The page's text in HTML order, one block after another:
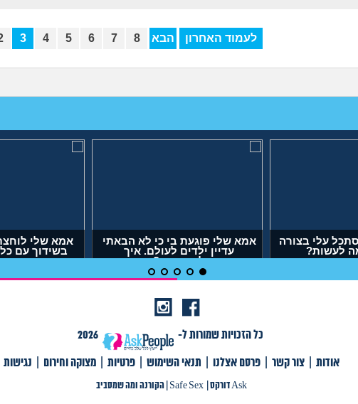
3 4 5 6 7 8 הבא לעמוד האחרון
אמא שלי פוגעת בי כי לא הבאתי
עדיין ילדים לעולם. איך
להתמודד?
אבא של בעלי מסתכל עלי בצורה
מחפיצה, מה לעשות?
כל הזכויות שמורות ל-
2026
אודות|צור קשר|פרסם אצלנו|תנאי שימוש|פרטיות|תגיות|מצוקה וחירום|Ask דורקס אודות צור קשר פרסם אצלנו תנאי השימוש פרטיות מצוקה וחירום נגישות
Ask דורקס Safe Sex הקורנה ומה שמסביב